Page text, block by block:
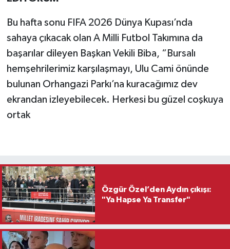
Bu hafta sonu FIFA 2026 Dünya Kupası’nda
sahaya çıkacak olan A Milli Futbol Takımına da
başarılar dileyen Başkan Vekili Biba, “Bursalı
hemşehrilerimiz karşılaşmayı, Ulu Cami önünde
bulunan Orhangazi Parkı’na kuracağımız dev
ekrandan izleyebilecek. Herkesi bu güzel coşkuya
ortak
Özgür Özel’den Aydın çıkışı:
"Ya Hapse Ya Transfer"